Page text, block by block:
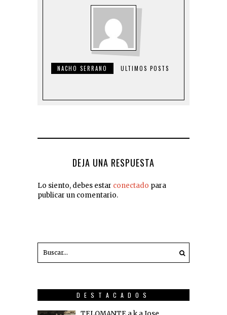
NACHO SERRANO ULTIMOS POSTS
DEJA UNA RESPUESTA
Lo siento, debes estar conectado para
publicar un comentario.
DESTACADOS